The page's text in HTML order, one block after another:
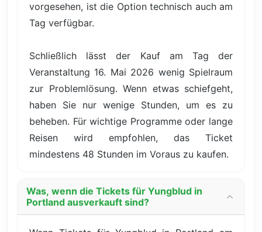
vorgesehen, ist die Option technisch auch am
Tag verfügbar.
Schließlich lässt der Kauf am Tag der
Veranstaltung 16. Mai 2026 wenig Spielraum
zur Problemlösung. Wenn etwas schiefgeht,
haben Sie nur wenige Stunden, um es zu
beheben. Für wichtige Programme oder lange
Reisen wird empfohlen, das Ticket
mindestens 48 Stunden im Voraus zu kaufen.
Was, wenn die Tickets für Yungblud in
Portland ausverkauft sind?